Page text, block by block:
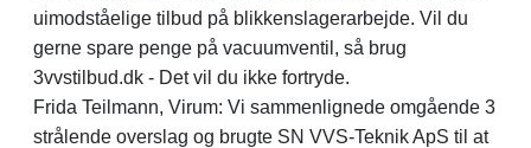
uimodståelige tilbud på blikkenslagerarbejde. Vil du
gerne spare penge på vacuumventil, så brug
3vvstilbud.dk - Det vil du ikke fortryde.
Frida Teilmann, Virum: Vi sammenlignede omgående 3
strålende overslag og brugte SN VVS-Teknik ApS til at